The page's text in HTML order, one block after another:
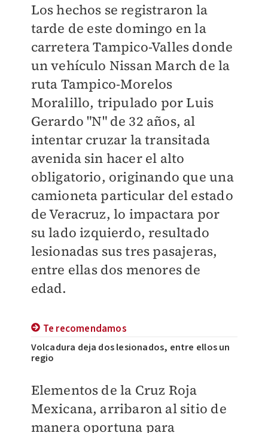
​Los hechos se registraron la
tarde de este domingo en la
carretera Tampico-Valles donde
un vehículo Nissan March de la
ruta Tampico-Morelos
Moralillo, tripulado por Luis
Gerardo "N" de 32 años, al
intentar cruzar la transitada
avenida sin hacer el alto
obligatorio, originando que una
camioneta particular del estado
de Veracruz, lo impactara por
su lado izquierdo, resultado
lesionadas sus tres pasajeras,
entre ellas dos menores de
edad.
Te recomendamos
Volcadura deja dos lesionados, entre ellos un
regio
Elementos de la Cruz Roja
Mexicana, arribaron al sitio de
manera oportuna para